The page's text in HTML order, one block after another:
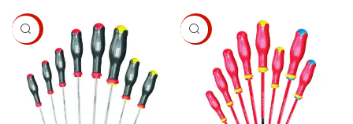
SALE SALE